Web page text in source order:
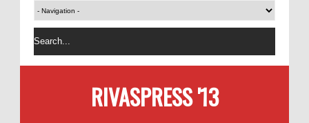
RIVASPRESS '13